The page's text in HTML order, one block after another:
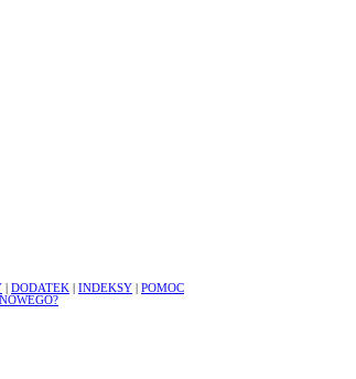
DODATEK INDEKSY
POMOC